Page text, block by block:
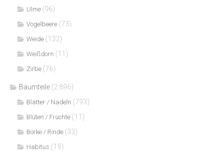
Ulme (96)
Vogelbeere (73)
Weide (132)
Weißdorn (11)
Zirbe (76)
Baumteile (2.896)
Blätter / Nadeln (793)
Blüten / Früchte (11)
Borke / Rinde (33)
Habitus (19)